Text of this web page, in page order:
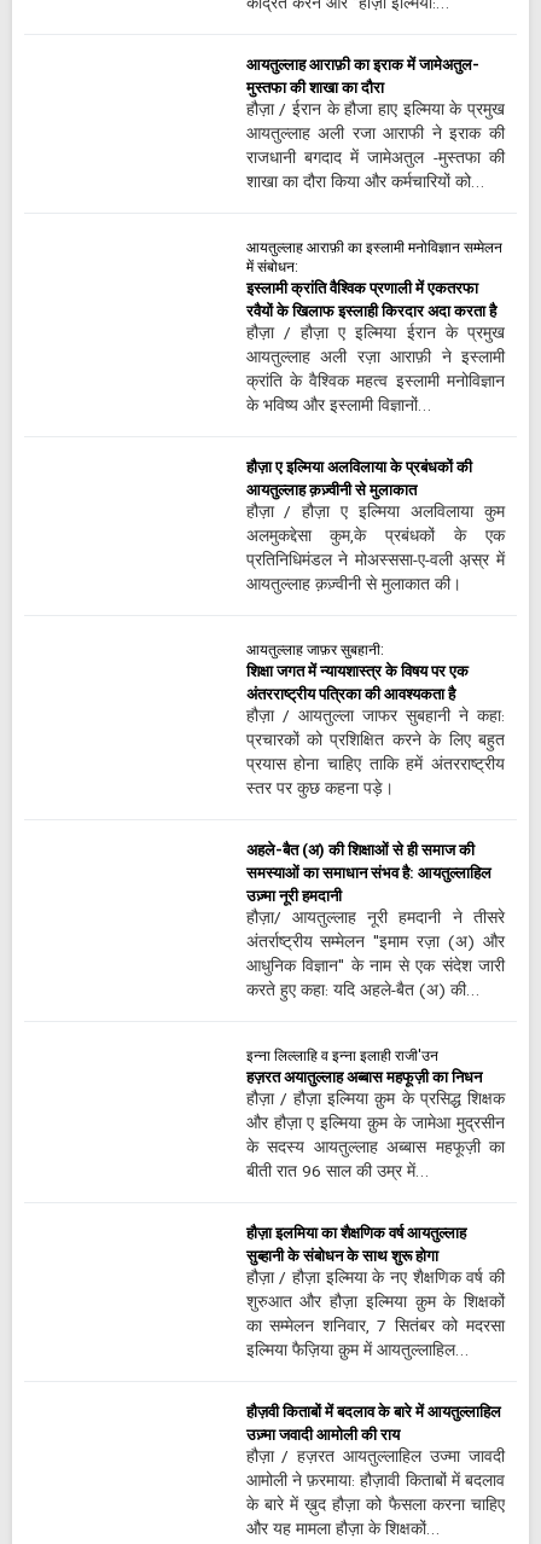
आयतुल्लाह आराफ़ी का इराक में जामेअतुल-
मुस्तफा की शाखा का दौरा
हौज़ा / ईरान के हौजा हाए इल्मिया के प्रमुख
आयतुल्लाह अली रजा आराफी ने इराक की
राजधानी बगदाद में जामेअतुल -मुस्तफा की
शाखा का दौरा किया और कर्मचारियों को…
आयतुल्लाह आराफ़ी का इस्लामी मनोविज्ञान सम्मेलन
में संबोधन:
इस्लामी क्रांति वैश्विक प्रणाली में एकतरफा
रवैयों के खिलाफ इस्लाही किरदार अदा करता है
हौज़ा / हौज़ा ए इल्मिया ईरान के प्रमुख
आयतुल्लाह अली रज़ा आराफ़ी ने इस्लामी
क्रांति के वैश्विक महत्व इस्लामी मनोविज्ञान
के भविष्य और इस्लामी विज्ञानों…
हौज़ा ए इल्मिया अलविलाया के प्रबंधकों की
आयतुल्लाह क़ज़्वीनी से मुलाकात
हौज़ा / हौज़ा ए इल्मिया अलविलाया कुम
अलमुकद्देसा कुम,के प्रबंधकों के एक
प्रतिनिधिमंडल ने मोअस्ससा-ए-वली अ़स्र में
आयतुल्लाह क़ज़्वीनी से मुलाकात की।
आयतुल्लाह जाफ़र सुबहानी:
शिक्षा जगत में न्यायशास्त्र के विषय पर एक
अंतरराष्ट्रीय पत्रिका की आवश्यकता है
हौज़ा / आयतुल्ला जाफर सुबहानी ने कहा:
प्रचारकों को प्रशिक्षित करने के लिए बहुत
प्रयास होना चाहिए ताकि हमें अंतरराष्ट्रीय
स्तर पर कुछ कहना पड़े।
अहले-बैत (अ) की शिक्षाओं से ही समाज की
समस्याओं का समाधान संभव है: आयतुल्लाहिल
उज़्मा नूरी हमदानी
हौज़ा/ आयतुल्लाह नूरी हमदानी ने तीसरे
अंतर्राष्ट्रीय सम्मेलन "इमाम रज़ा (अ) और
आधुनिक विज्ञान" के नाम से एक संदेश जारी
करते हुए कहा: यदि अहले-बैत (अ) की…
इन्ना लिल्लाहि व इन्ना इलाही राजी'उन
हज़रत अयातुल्लाह अब्बास महफूज़ी का निधन
हौज़ा / हौज़ा इल्मिया क़ुम के प्रसिद्ध शिक्षक
और हौज़ा ए इल्मिया क़ुम के जामेआ मुद्रसीन
के सदस्य आयतुल्लाह अब्बास महफूज़ी का
बीती रात 96 साल की उम्र में…
हौज़ा इलमिया का शैक्षणिक वर्ष आयतुल्लाह
सुब्हानी के संबोधन के साथ शुरू होगा
हौज़ा / हौज़ा इल्मिया के नए शैक्षणिक वर्ष की
शुरुआत और हौज़ा इल्मिया क़ुम के शिक्षकों
का सम्मेलन शनिवार, 7 सितंबर को मदरसा
इल्मिया फैज़िया क़ुम में आयतुल्लाहिल…
हौज़वी किताबों में बदलाव के बारे में आयतुल्लाहिल
उज़्मा जवादी आमोली की राय
हौज़ा / हज़रत आयतुल्लाहिल उज्मा जावदी
आमोली ने फ़रमाया: हौज़ावी किताबों में बदलाव
के बारे में ख़ुद हौज़ा को फैसला करना चाहिए
और यह मामला हौज़ा के शिक्षकों…